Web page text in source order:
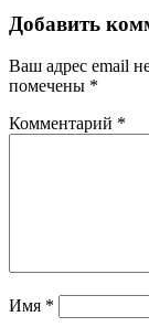
Добавить
Ваш адрес email
помечены *
Комментарий *
Имя *